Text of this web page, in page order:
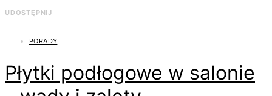
UDOSTĘPNIJ
PORADY
Płytki podłogowe w salonie